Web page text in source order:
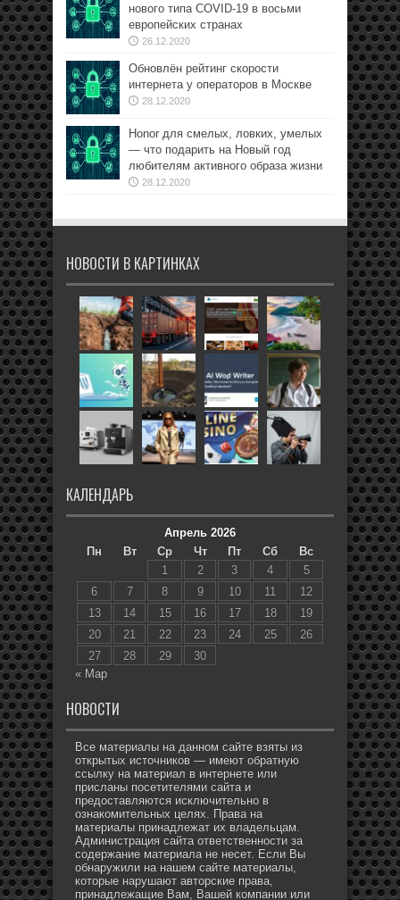
нового типа COVID-19 в восьми
европейских странах
26.12.2020
Обновлён рейтинг скорости
интернета у операторов в Москве
28.12.2020
Honor для смелых, ловких, умелых
— что подарить на Новый год
любителям активного образа жизни
28.12.2020
НОВОСТИ В КАРТИНКАХ
КАЛЕНДАРЬ
Апрель 2026
Пн
Вт Ср Чт Пт Сб
Вс
1
2 3 4
5
6
7 8 9 10 11
12
13
14 15 16 17 18
19
20
21 22 23 24 25
26
27
28 29
30
« Мар
НОВОСТИ
Все материалы на данном сайте взяты из
открытых источников — имеют обратную
ссылку на материал в интернете или
присланы посетителями сайта и
предоставляются исключительно в
ознакомительных целях. Права на
материалы принадлежат их владельцам.
Администрация сайта ответственности за
содержание материала не несет. Если Вы
обнаружили на нашем сайте материалы,
которые нарушают авторские права,
принадлежащие Вам, Вашей компании или